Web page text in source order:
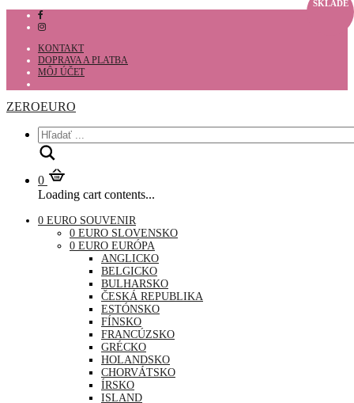
KONTAKT
DOPRAVA A PLATBA
MÔJ ÚČET
ZEROEURO
0
Loading cart contents...
0 EURO SOUVENIR
0 EURO SLOVENSKO
0 EURO EURÓPA
ANGLICKO
BELGICKO
BULHARSKO
ČESKÁ REPUBLIKA
ESTÓNSKO
FÍNSKO
FRANCÚZSKO
GRÉCKO
HOLANDSKO
CHORVÁTSKO
ÍRSKO
ISLAND
SKLADE